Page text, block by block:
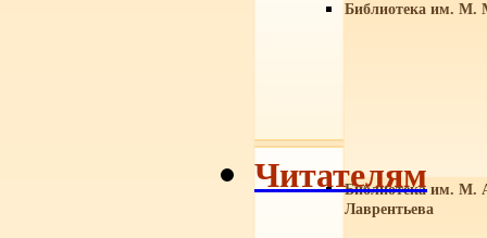
Библиотека им. М.
Библиотека им. М.
Лаврентьева
Читателям